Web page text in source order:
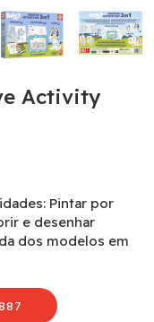
Activity
Pintar por
e desenhar
dos modelos em